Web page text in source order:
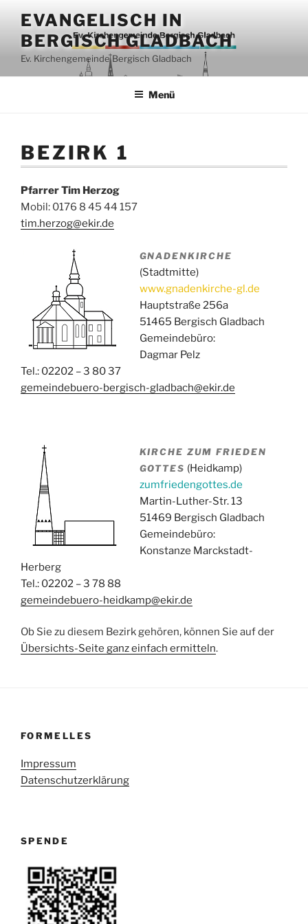
Inhalt
springen
EVANGELISCH IN
BERGISCH GLADBACH
Ev. Kirchengemeinde Bergisch Gladbach
Menü
BEZIRK 1
Pfarrer Tim Herzog
Mobil: 0176 8 45 44 157
tim.herzog@ekir.de
GNADENKIRCHE
(Stadtmitte)
www.gnadenkirche-gl.de
Hauptstraße 256a
51465 Bergisch Gladbach
Gemeindebüro:
Dagmar Pelz
Tel.: 02202 – 3 80 37
gemeindebuero-bergisch-gladbach@ekir.de
KIRCHE ZUM FRIEDEN
GOTTES (Heidkamp)
zumfriedengottes.de
Martin-Luther-Str. 13
51469 Bergisch Gladbach
Gemeindebüro:
Konstanze Marckstadt-
Herberg
Tel.: 02202 – 3 78 88
gemeindebuero-heidkamp@ekir.de
Ob Sie zu diesem Bezirk gehören, können Sie auf der
Übersichts-Seite ganz einfach ermitteln.
FORMELLES
Impressum
Datenschutzerklärung
SPENDE